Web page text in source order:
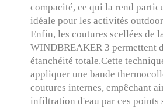
compacité, ce qui la rend
idéale pour les activités
Enfin, les coutures scellées de
WINDBREAKER 3 permettent
étanchéité totale.Cette
appliquer une bande
coutures internes, empêchant
infiltration d'eau par ces points